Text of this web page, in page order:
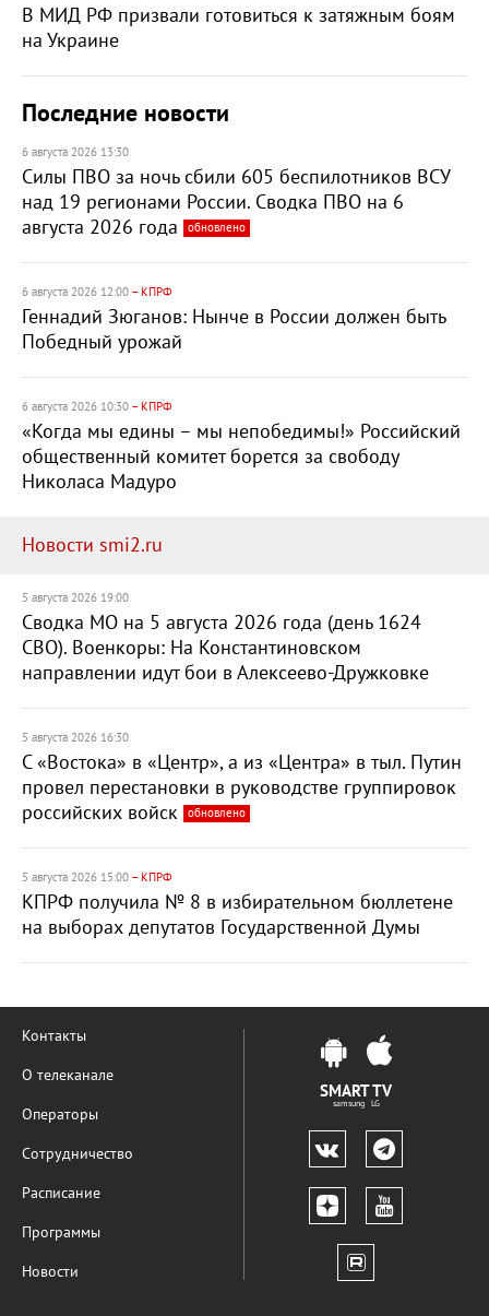
В МИД РФ призвали готовиться к затяжным боям
на Украине
Последние новости
6 августа 2026 13:30
Силы ПВО за ночь сбили 605 беспилотников ВСУ
над 19 регионами России. Сводка ПВО на 6
августа 2026 года
обновлено
6 августа 2026 12:00 – КПРФ
Геннадий Зюганов: Нынче в России должен быть
Победный урожай
6 августа 2026 10:30 – КПРФ
«Когда мы едины – мы непобедимы!» Российский
общественный комитет борется за свободу
Николаса Мадуро
Новости smi2.ru
5 августа 2026 19:00
Сводка МО на 5 августа 2026 года (день 1624
СВО). Военкоры: На Константиновском
направлении идут бои в Алексеево-Дружковке
5 августа 2026 16:30
С «Востока» в «Центр», а из «Центра» в тыл. Путин
провел перестановки в руководстве группировок
российских войск
обновлено
5 августа 2026 15:00 – КПРФ
КПРФ получила № 8 в избирательном бюллетене
на выборах депутатов Государственной Думы
Контакты
О телеканале
Операторы
Сотрудничество
Расписание
Программы
Новости
SMART TV
samsung LG